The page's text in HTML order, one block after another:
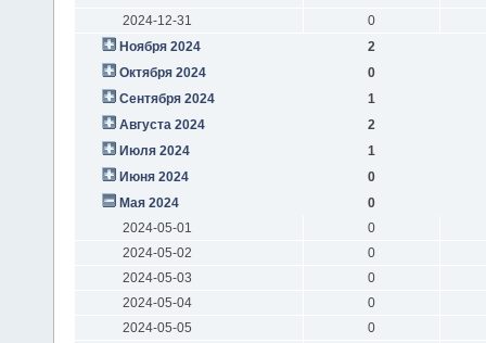
2024-12-31
0
Ноября 2024
2
Октября 2024
0
Сентября 2024
1
Августа 2024
2
Июля 2024
1
Июня 2024
0
Мая 2024
0
2024-05-01
0
2024-05-02
0
2024-05-03
0
2024-05-04
0
2024-05-05
0